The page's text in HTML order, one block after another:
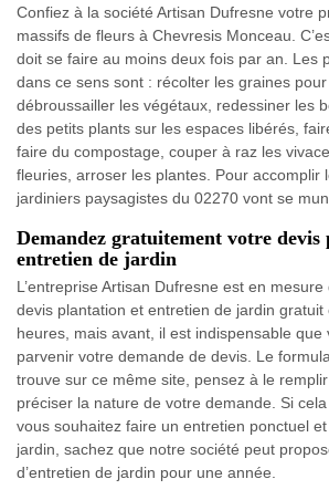
Confiez à la société Artisan Dufresne votre
massifs de fleurs à Chevresis Monceau.
doit se faire au moins deux fois par an. Les
dans ce sens sont : récolter les graines
débroussailler les végétaux, redessiner les
des petits plants sur les espaces libérés,
faire du compostage, couper à raz les
fleuries, arroser les plantes. Pour accomplir
jardiniers paysagistes du 02270 vont se
Demandez gratuitement votre devis
entretien de jardin
L’entreprise Artisan Dufresne est en
devis plantation et entretien de jardin gratuit
heures, mais avant, il est indispensable que
parvenir votre demande de devis. Le
trouve sur ce même site, pensez à le
préciser la nature de votre demande. Si
vous souhaitez faire un entretien ponctuel
jardin, sachez que notre société peut
d’entretien de jardin pour une année.